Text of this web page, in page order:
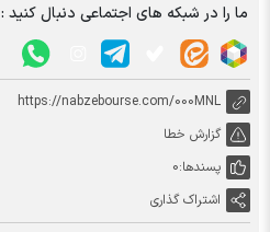
ما را در شبکه های اجتماعی دنبال کنید :
https://nabzebourse.com/000MNL
گزارش خطا
پسندها:0
اشتراک گذاری